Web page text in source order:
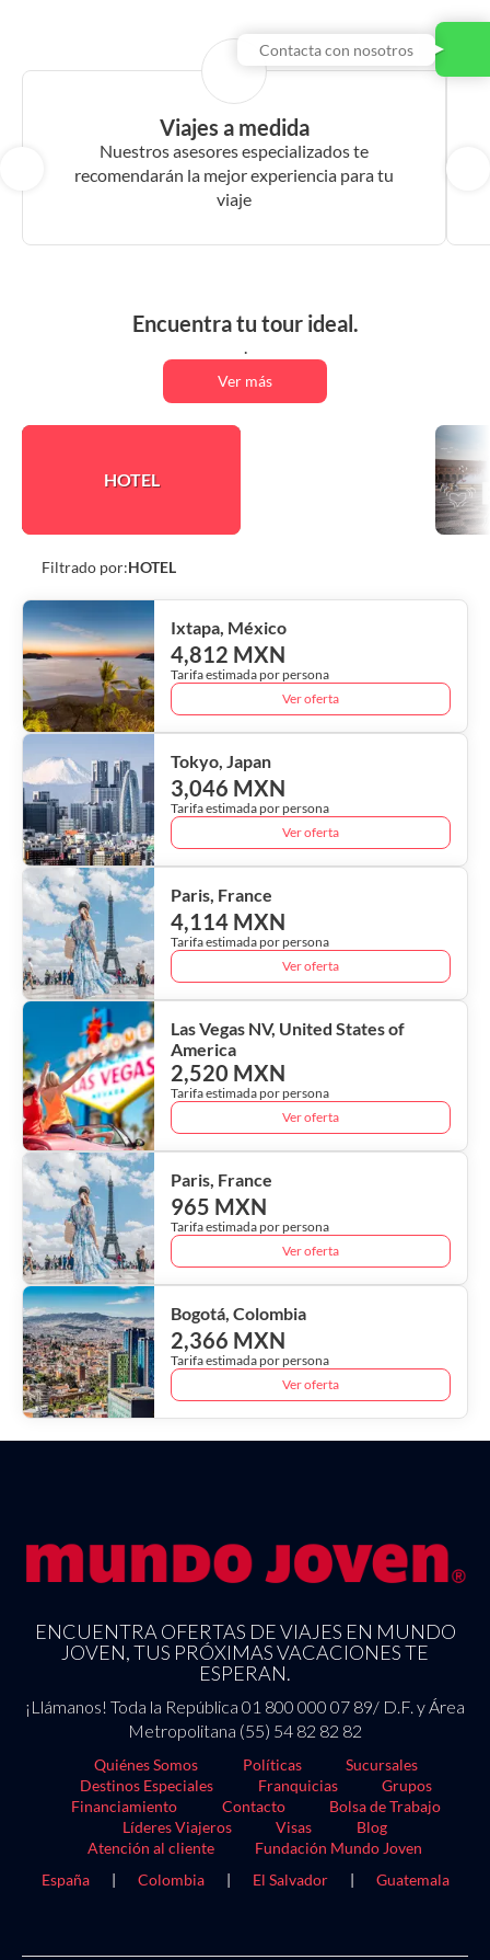
Viajes a medida
Nuestros asesores especializados te
recomendarán la mejor experiencia para tu
viaje
Encuentra tu tour ideal.
Ver más
HOTEL
Filtrado por:HOTEL
Ixtapa, México
4,812 MXN
Tarifa estimada por persona
Ver oferta
Tokyo, Japan
3,046 MXN
Tarifa estimada por persona
Ver oferta
Paris, France
4,114 MXN
Tarifa estimada por persona
Ver oferta
Las Vegas NV, United States of
America
2,520 MXN
Tarifa estimada por persona
Ver oferta
Paris, France
965 MXN
Tarifa estimada por persona
Ver oferta
Bogotá, Colombia
2,366 MXN
Tarifa estimada por persona
Ver oferta
ENCUENTRA OFERTAS DE VIAJES EN MUNDO
JOVEN, TUS PRÓXIMAS VACACIONES TE
ESPERAN.
¡Llámanos! Toda la República 01 800 000 07 89/ D.F. y Área
Metropolitana (55) 54 82 82 82
Quiénes Somos Políticas
Sucursales
Destinos Especiales
Franquicias
Grupos
Financiamiento
Contacto
Bolsa de Trabajo
Líderes Viajeros
Visas
Blog
Atención al cliente
Fundación Mundo Joven
España
| Colombia | El Salvador | Guatemala
Contacta con nosotros